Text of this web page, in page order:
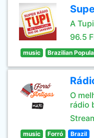
A
96.5
music Brazilian
O
rádio
music Forró Brazil